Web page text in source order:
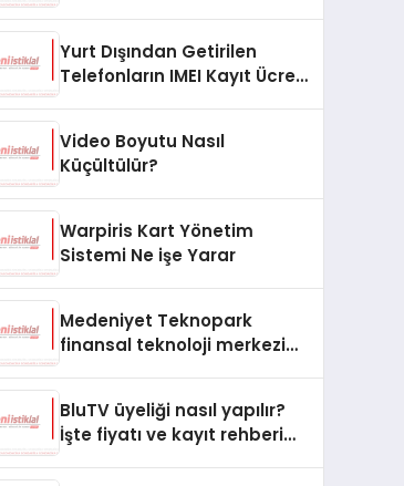
Yurt Dışından Getirilen
Telefonların IMEI Kayıt Ücreti
Video Boyutu Nasıl
Küçültülür?
Warpiris Kart Yönetim
Sistemi Ne işe Yarar
Medeniyet Teknopark
finansal teknoloji merkezi
BluTV üyeliği nasıl yapılır?
İşte fiyatı ve kayıt rehberi